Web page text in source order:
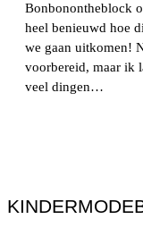
Bonbonontheblock
heel benieuwd hoe
we gaan uitkomen!
voorbereid, maar ik
veel dingen…